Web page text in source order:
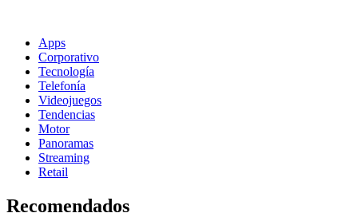
Apps
Corporativo
Tecnología
Telefonía
Videojuegos
Tendencias
Motor
Panoramas
Streaming
Retail
Recomendados